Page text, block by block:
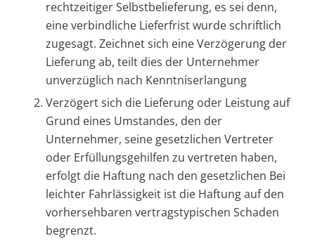
rechtzeitiger Selbstbelieferung, es sei denn,
eine verbindliche Lieferfrist wurde schriftlich
zugesagt. Zeichnet sich eine Verzögerung der
Lieferung ab, teilt dies der Unternehmer
unverzüglich nach Kenntniserlangung
Verzögert sich die Lieferung oder Leistung auf
Grund eines Umstandes, den der
Unternehmer, seine gesetzlichen Vertreter
oder Erfüllungsgehilfen zu vertreten haben,
erfolgt die Haftung nach den gesetzlichen Bei
leichter Fahrlässigkeit ist die Haftung auf den
vorhersehbaren vertragstypischen Schaden
begrenzt.